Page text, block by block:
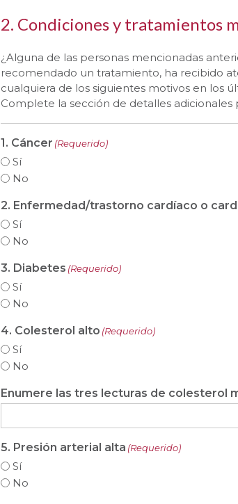
2. Condiciones y tratamientos
¿Alguna de las personas mencionadas
recomendado un tratamiento, ha recibido
cualquiera de los siguientes motivos en los
Complete la sección de detalles adicionales
1. Cáncer (Requerido)
Sí
No
2. Enfermedad/trastorno cardíaco o
Sí
No
3. Diabetes (Requerido)
Sí
No
4. Colesterol alto (Requerido)
Sí
No
Enumere las tres lecturas de colesterol
5. Presión arterial alta (Requerido)
Sí
No